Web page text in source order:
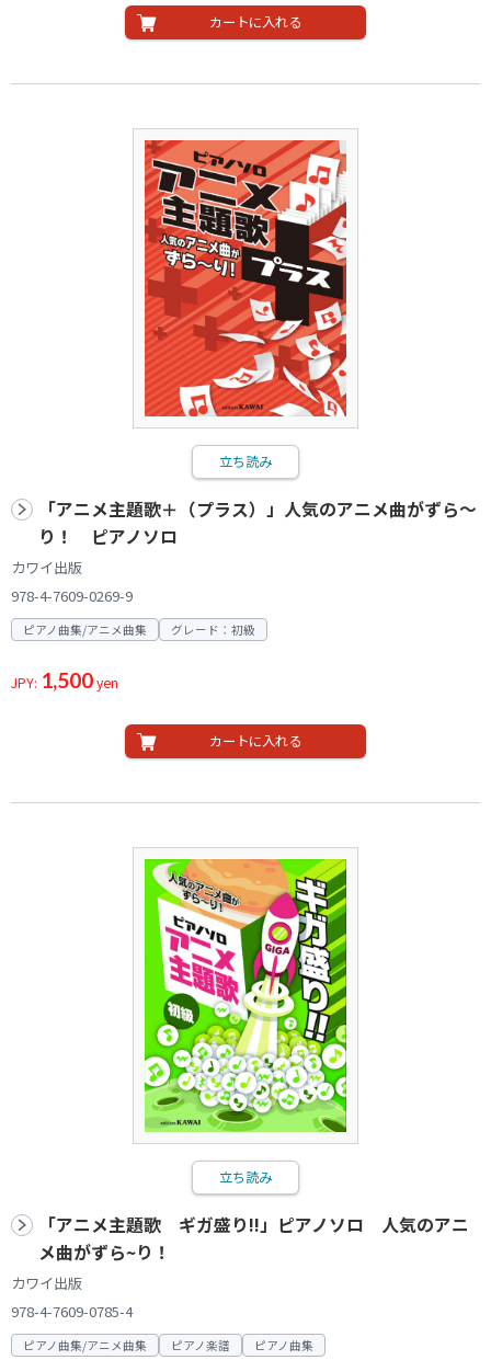
カートに入れる
立ち読み
「アニメ主題歌＋（プラス）」人気のアニメ曲がずら～
り！ ピアノソロ
カワイ出版
978-4-7609-0269-9
ピアノ曲集/アニメ曲集 グレード：初級
JPY: 1,500yen
カートに入れる
立ち読み
「アニメ主題歌 ギガ盛り!!」ピアノソロ 人気のアニ
メ曲がずら~り！
カワイ出版
978-4-7609-0785-4
ピアノ曲集/アニメ曲集 ピアノ楽譜 ピアノ曲集